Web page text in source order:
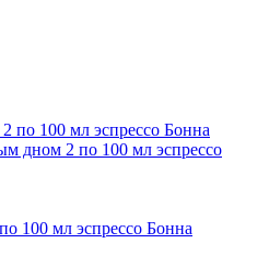
100 мл эспрессо Бонна